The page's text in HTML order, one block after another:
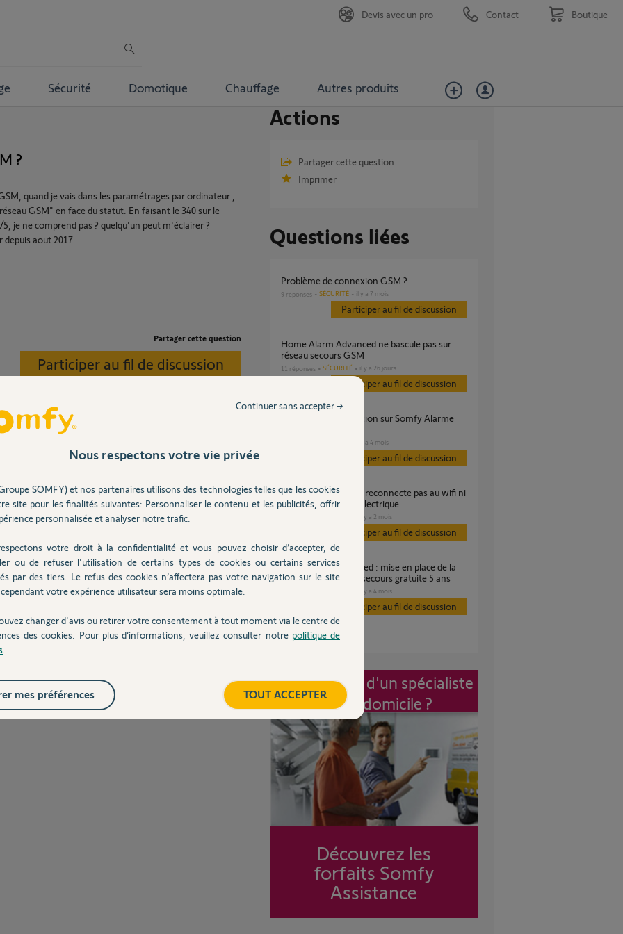
Sécurité Domotique Chauffage Autres produits
Devis avec un pro Contact Boutique
?
quand je vais dans les paramétrages par ordinateur ,
GSM" en face du statut. En faisant le 340 sur le
je ne comprend pas ? quelqu'un peut m'éclairer ?
depuis aout 2017
Partager cette question
Participer au fil de discussion
sur votre clavier et retranscrire ici
7 ans
Actions
Partager cette question
Imprimer
Questions liées
Problème de connexion GSM ?
9 réponses SÉCURITÉ il y a 7 mois
Participer au fil de discussion
Home Alarm Advanced ne bascule pas sur
réseau secours GSM
11 réponses SÉCURITÉ il y a 26 jours
Participer au fil de discussion
il y a 4 mois
Participer au fil de discussion
Link advanced ne se reconnecte pas au wifi ni
gsm après coupure électrique
il y a 2 mois
Participer au fil de discussion
Home alarm advanced : mise en place de la
connexion GSM de secours gratuite 5 ans
il y a 4 mois
Participer au fil de discussion
Intervention d'un spécialiste
à mon domicile ?
Découvrez les
forfaits Somfy
Assistance
Nous respectons votre vie privée
SOMFY) et nos partenaires utilisons des technologies telles que les cookies
site pour les finalités suivantes: Personnaliser le contenu et les publicités, offrir
personnalisée et analyser notre trafic.
votre droit à la confidentialité et vous pouvez choisir d’accepter, de
ou de refuser l'utilisation de certains types de cookies ou certains services
par des tiers. Le refus des cookies n’affectera pas votre navigation sur le site
votre expérience utilisateur sera moins optimale.
changer d'avis ou retirer votre consentement à tout moment via le centre de
des cookies. Pour plus d’informations, veuillez consulter notre politique de
Continuer sans accepter →
TOUT ACCEPTER
mes préférences